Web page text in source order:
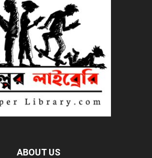
ABOUT US